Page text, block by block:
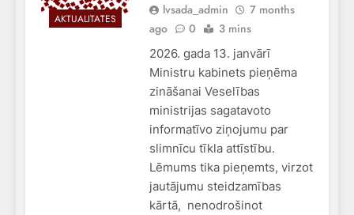
AKTUALITĀTES
lvsada_admin
7 months
ago
0 3 mins
2026. gada 13. janvārī
Ministru kabinets pieņēma
zināšanai Veselības
ministrijas sagatavoto
informatīvo ziņojumu par
slimnīcu tīkla attīstību.
Lēmums tika pieņemts, virzot
jautājumu steidzamības
kārtā, nenodrošinot